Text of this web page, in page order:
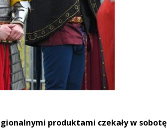
produktami czekały w sobotę